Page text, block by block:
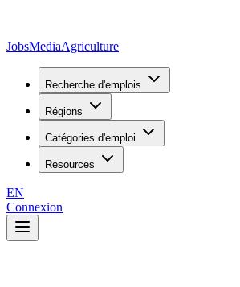
JobsMediaAgriculture
Recherche d'emplois
Régions
Catégories d'emploi
Resources
EN
Connexion